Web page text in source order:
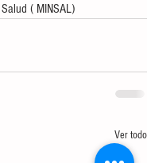
( MINSAL)
Ver todo